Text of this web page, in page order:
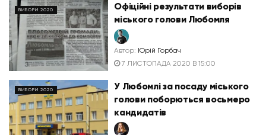
ВИБОРИ 2020
Офіційні результати виборів
міського голови Любомля
Автор: Юрій Горбач
7 ЛИСТОПАДА 2020 В 15:00
ВИБОРИ 2020
У Любомлі за посаду міського
голови поборються восьмеро
кандидатів